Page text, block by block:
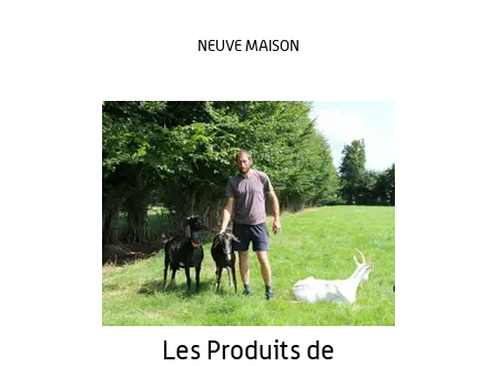
NEUVE MAISON
Les Produits de